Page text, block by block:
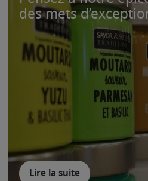
des mets
Lire la suite